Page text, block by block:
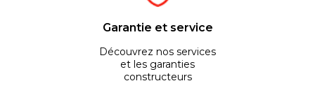
Garantie et service
Découvrez nos services
et les garanties
constructeurs